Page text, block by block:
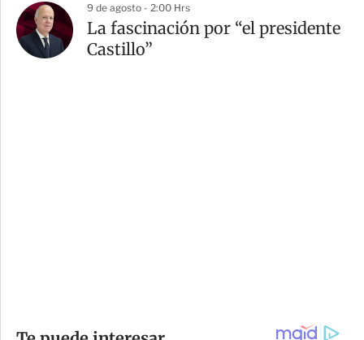
9 de agosto - 2:00 Hrs
La fascinación por “el presidente
Castillo”